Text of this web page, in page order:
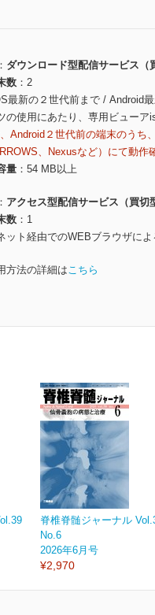
ダウンロード型配信サービス（
数
2
最新の２世代前まで / Android
の使用にあたり、専用ビューア
Android２世代前の端末のうち
、Nexusなど）にて動作
量
54 MB以上
アクセス型配信サービス（買切
数
1
ット経由でのWEBブラウザによ
方法の詳細はこちら
脊椎脊髄ジャーナル
No.6
2026年6月号
¥2,970